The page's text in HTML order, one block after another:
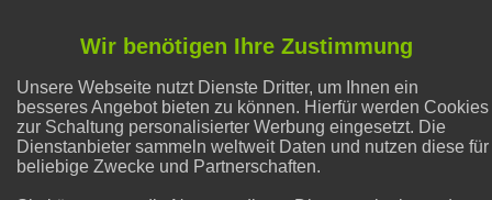
Gesunder Schlaf
Hausmittel Zitrone
Wir benötigen Ihre Zustimmung
Unsere Webseite nutzt Dienste Dritter, um Ihnen ein
besseres Angebot bieten zu können. Hierfür werden Cookies
zur Schaltung personalisierter Werbung eingesetzt. Die
Dienstanbieter sammeln weltweit Daten und nutzen diese für
beliebige Zwecke und Partnerschaften.